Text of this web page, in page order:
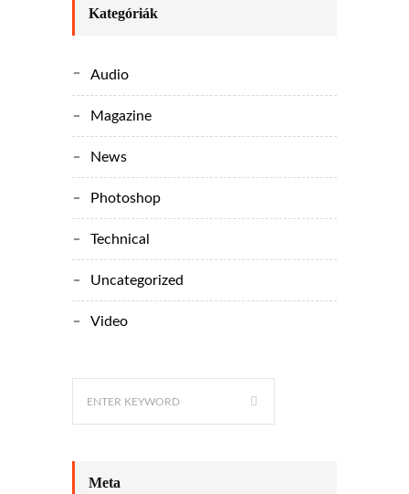
Kategóriák
Audio
Magazine
News
Photoshop
Technical
Uncategorized
Video
Meta